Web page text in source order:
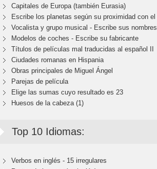
Capitales de Europa (también Eurasia)
Escribe los planetas según su proximidad con el
Vocalista y grupo musical - Escribe sus nombres
Modelos de coches - Escribe su fabricante
Títulos de películas mal traducidas al español II
Ciudades romanas en Hispania
Obras principales de Miguel Ángel
Parejas de película
Elige las sumas cuyo resultado es 23
Huesos de la cabeza (1)
Top 10 Idiomas:
Verbos en inglés - 15 irregulares